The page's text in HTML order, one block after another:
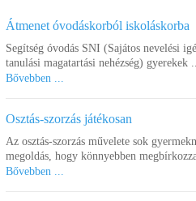
Átmenet óvodáskorból iskoláskorba
Segítség óvodás SNI (Sajátos nevelési
tanulási magatartási nehézség) gyerekek ...
Bővebben ...
Osztás-szorzás játékosan
Az osztás-szorzás művelete sok
megoldás, hogy könnyebben
Bővebben ...